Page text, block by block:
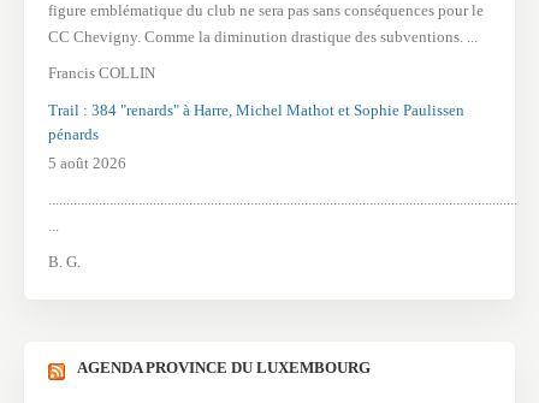
figure emblématique du club ne sera pas sans conséquences pour le
CC Chevigny. Comme la diminution drastique des subventions. ...
Francis COLLIN
Trail : 384 "renards" à Harre, Michel Mathot et Sophie Paulissen
pénards
5 août 2026
..................................................................................................................................
...
B. G.
AGENDA PROVINCE DU LUXEMBOURG